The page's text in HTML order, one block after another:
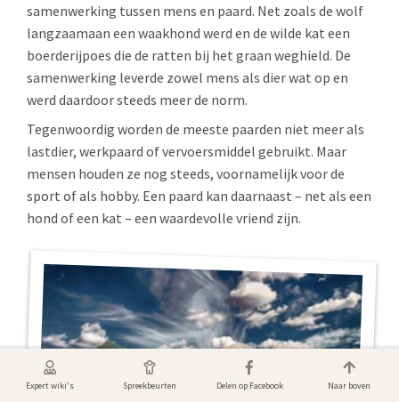
samenwerking tussen mens en paard. Net zoals de wolf
langzaamaan een waakhond werd en de wilde kat een
boerderijpoes die de ratten bij het graan weghield. De
samenwerking leverde zowel mens als dier wat op en
werd daardoor steeds meer de norm.
Tegenwoordig worden de meeste paarden niet meer als
lastdier, werkpaard of vervoersmiddel gebruikt. Maar
mensen houden ze nog steeds, voornamelijk voor de
sport of als hobby. Een paard kan daarnaast – net als een
hond of een kat – een waardevolle vriend zijn.
Expert wiki's Spreekbeurten Delen op Facebook Naar boven